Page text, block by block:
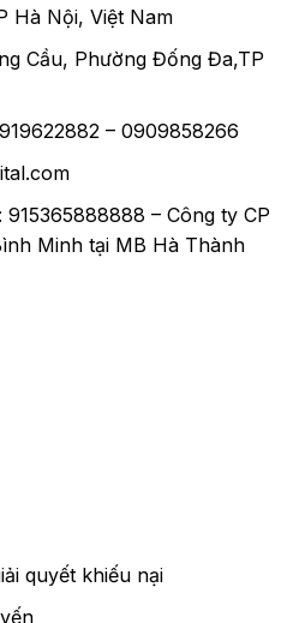
Hà Nội, Việt Nam
Cầu, Phường Đống Đa,TP
– 0909858266
– Công ty CP
Minh tại MB Hà Thành
quyết khiếu nại